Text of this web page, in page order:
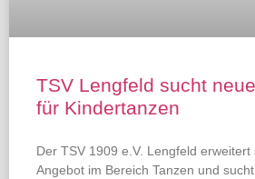
TSV Lengfeld sucht
für Kindertanzen
Der TSV 1909 e.V. Lengfeld
Angebot im Bereich Tanzen und